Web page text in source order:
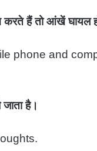
हैं तो आंखें घायल
phone and
है।